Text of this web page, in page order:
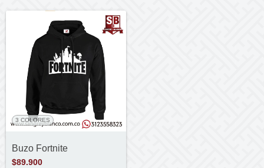
3 COLORES
Buzo Fortnite
$89.900